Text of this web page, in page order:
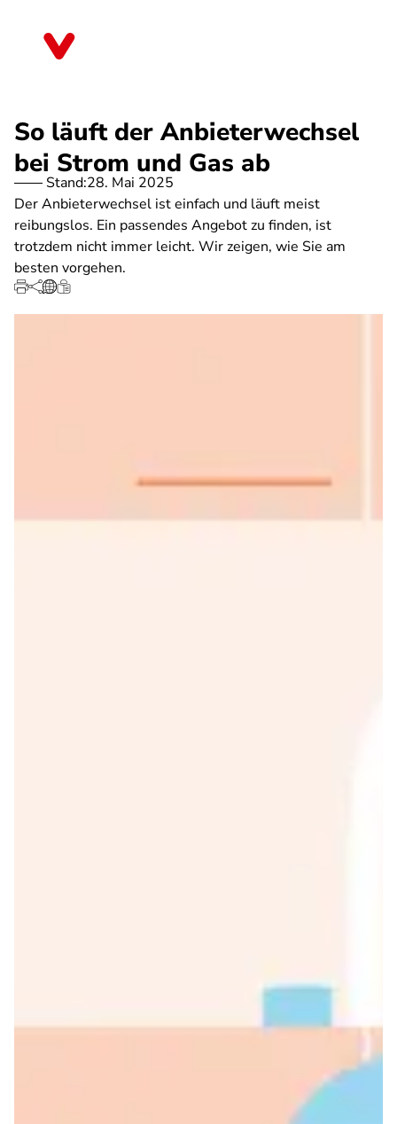
So läuft der Anbieterwechsel
bei Strom und Gas ab
Stand:28. Mai 2025
Der Anbieterwechsel ist einfach und läuft meist
reibungslos. Ein passendes Angebot zu finden, ist
trotzdem nicht immer leicht. Wir zeigen, wie Sie am
besten vorgehen.